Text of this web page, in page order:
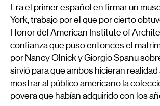
Era el primer español en firmar un
York, trabajo por el que por cierto
Honor del American Institute of
confianza que puso entonces el
por Nancy Olnick y Giorgio Spanu
sirvió para que ambos hicieran
mostrar al público americano la
povera que habían adquirido con los